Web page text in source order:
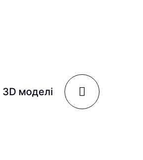
3D моделі